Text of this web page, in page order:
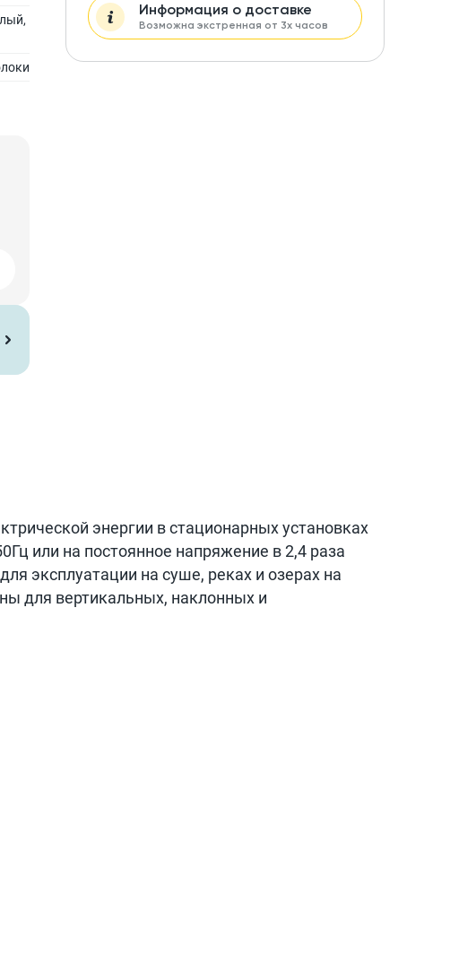
Информация о доставке
Возможна экстренная от 3х часов
энергии в стационарных установках
или на постоянное напряжение в 2,4 раза
эксплуатации на суше, реках и озерах на
для вертикальных, наклонных и